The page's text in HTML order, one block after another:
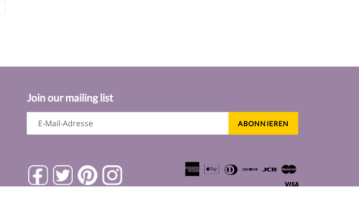
Join our mailing list
ABONNIEREN
FacebookTwitterPinterestInstagram